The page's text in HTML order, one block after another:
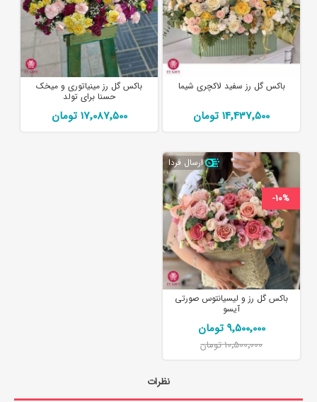
باکس گل رز سفید لاکچری شیما
14٬437٬500 تومان
باکس گل رز مینیاتوری و میخک
حسنا برای تولد
17٬087٬500 تومان
ارسال فردا
-10%
باکس گل رز و لیسیانتوس صورتی
آیسو
9٬500٬000 تومان
10٬500٬000 تومان
نظرات